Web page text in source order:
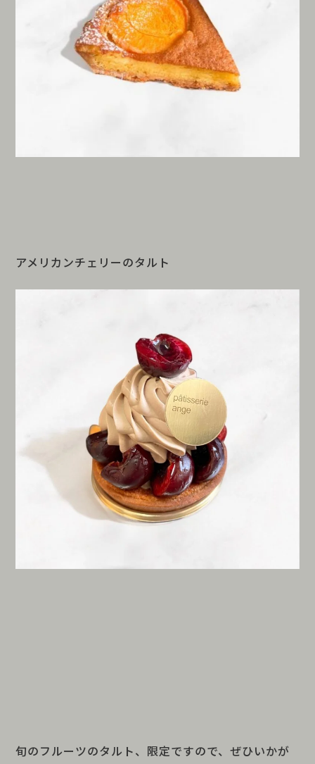
アメリカンチェリーのタルト
旬のフルーツのタルト、限定ですので、ぜひいかが